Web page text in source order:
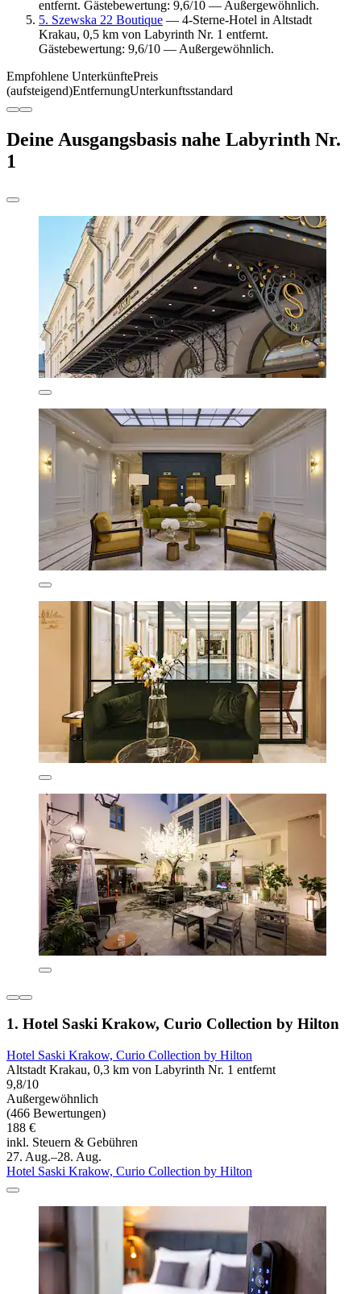
entfernt. Gästebewertung: 9,6/10 — Außergewöhnlich.
5. Szewska 22 Boutique — 4-Sterne-Hotel in Altstadt
Krakau, 0,5 km von Labyrinth Nr. 1 entfernt.
Gästebewertung: 9,6/10 — Außergewöhnlich.
Empfohlene UnterkünftePreis
(aufsteigend)EntfernungUnterkunftsstandard
Deine Ausgangsbasis nahe Labyrinth Nr.
1
1. Hotel Saski Krakow, Curio Collection by Hilton
Hotel Saski Krakow, Curio Collection by Hilton
Altstadt Krakau, 0,3 km von Labyrinth Nr. 1 entfernt
9,8/10
Außergewöhnlich
(466 Bewertungen)
188 €
inkl. Steuern & Gebühren
27. Aug.–28. Aug.
Hotel Saski Krakow, Curio Collection by Hilton